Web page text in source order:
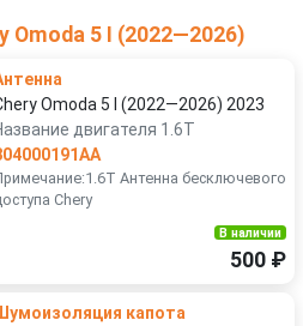
Omoda 5 I (2022—2026)
Omoda 5 I (2022—2026) 2023
двигателя 1.6T
Антенна бесключевого
Chery
В наличии
500 ₽
капота